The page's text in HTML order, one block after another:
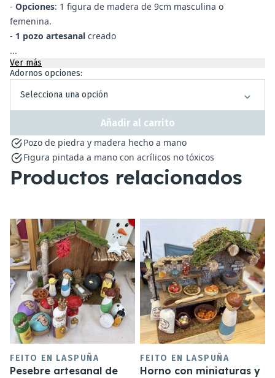
- Opciones: 1 figura de madera de 9cm masculina o
femenina.
- 1 pozo artesanal creado
...
Ver más
Adornos opciones:
Selecciona una opción
Añadir al carrito
Pozo de piedra y madera hecho a mano
Figura pintada a mano con acrílicos no tóxicos
Productos relacionados
FEITO EN LASPUÑA
Pesebre artesanal de
FEITO EN LASPUÑA
Horno con miniaturas y